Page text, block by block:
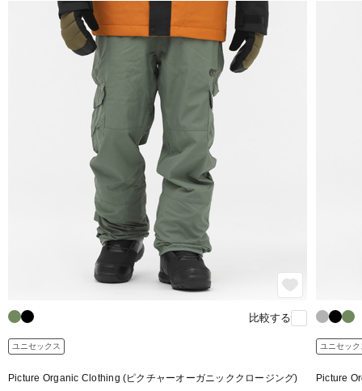
比較する
ユニセックス
Picture Organic Clothing (ピクチャーオーガニッククロージング)
ユニセック
Picture